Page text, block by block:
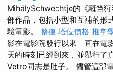
MihálySchwechtje的《籬笆
部作品，包括小型和互補的形
驗電影。 整復 塔位價格 推拿
影在電影院發行以來一直在電
天的時刻已經到來，並舉行了
Vetro同志是肚子。 儘管這部